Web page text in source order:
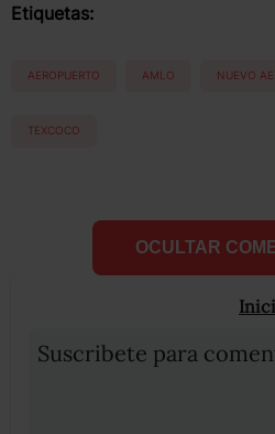
Etiquetas:
AEROPUERTO AMLO NUEVO
TEXCOCO
OCULTAR
Suscribete para